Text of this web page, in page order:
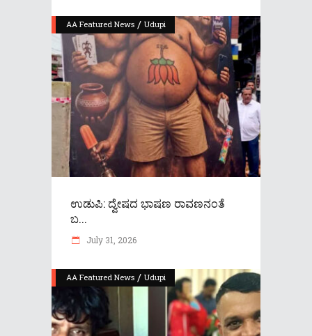
AA Featured News / Udupi
ಉಡುಪಿ: ದ್ವೇಷದ ಭಾಷಣ ರಾವಣನಂತೆ
ಬ...
July 31, 2026
AA Featured News / Udupi